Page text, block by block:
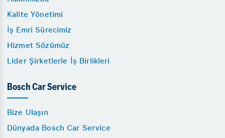
Kalite Yönetimi
İş Emri Sürecimiz
Hizmet Sözümüz
Lider Şirketlerle İş Birlikleri
Bosch Car Service
Bize Ulaşın
Dünyada Bosch Car Service